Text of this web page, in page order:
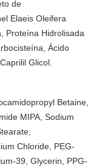
de
Elaeis Oleifera
Proteína Hidrolisada
Ácido
Glicol.
Betaine,
MIPA, Sodium
Chloride, PEG-
39, Glycerin, PPG-